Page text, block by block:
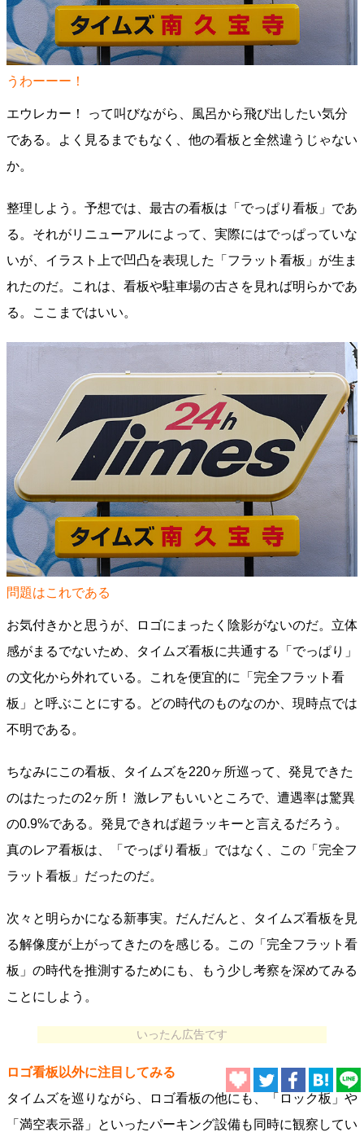
うわーーー！
エウレカー！ って叫びながら、風呂から飛び出したい気分
である。よく見るまでもなく、他の看板と全然違うじゃない
か。
整理しよう。予想では、最古の看板は「でっぱり看板」であ
る。それがリニューアルによって、実際にはでっぱっていな
いが、イラスト上で凹凸を表現した「フラット看板」が生ま
れたのだ。これは、看板や駐車場の古さを見れば明らかであ
る。ここまではいい。
問題はこれである
お気付きかと思うが、ロゴにまったく陰影がないのだ。立体
感がまるでないため、タイムズ看板に共通する「でっぱり」
の文化から外れている。これを便宜的に「完全フラット看
板」と呼ぶことにする。どの時代のものなのか、現時点では
不明である。
ちなみにこの看板、タイムズを220ヶ所巡って、発見できた
のはたったの2ヶ所！ 激レアもいいところで、遭遇率は驚異
の0.9%である。発見できれば超ラッキーと言えるだろう。
真のレア看板は、「でっぱり看板」ではなく、この「完全フ
ラット看板」だったのだ。
次々と明らかになる新事実。だんだんと、タイムズ看板を見
る解像度が上がってきたのを感じる。この「完全フラット看
板」の時代を推測するためにも、もう少し考察を深めてみる
ことにしよう。
いったん広告です
ロゴ看板以外に注目してみる
タイムズを巡りながら、ロゴ看板の他にも、「ロック板」や
「満空表示器」といったパーキング設備も同時に観察してい